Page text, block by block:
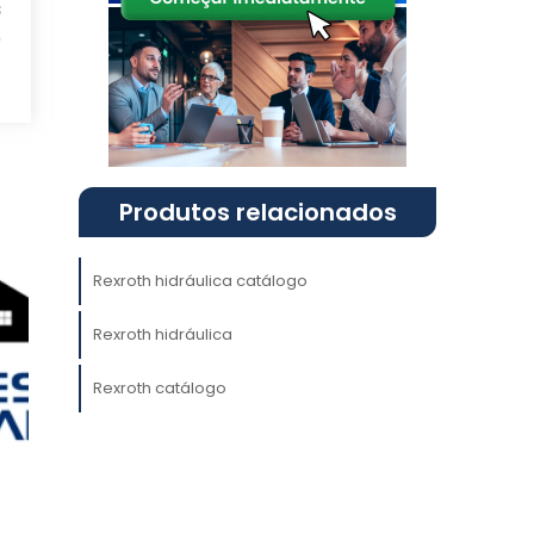
Produtos relacionados
Rexroth hidráulica catálogo
Rexroth hidráulica
Rexroth catálogo